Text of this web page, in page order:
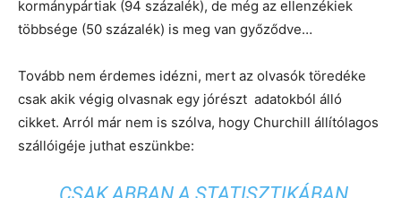
kormánypártiak (94 százalék), de még az ellenzékiek
többsége (50 százalék) is meg van győződve…
Tovább nem érdemes idézni, mert az olvasók töredéke
csak akik végig olvasnak egy jórészt adatokból álló
cikket. Arról már nem is szólva, hogy Churchill állítólagos
szállóigéje juthat eszünkbe: